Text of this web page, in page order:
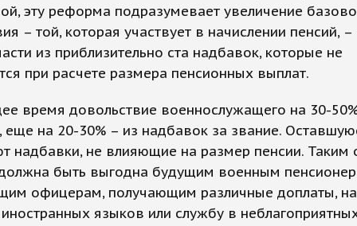
эту реформа подразумевает увеличение
– той, которая участвует в начислении пенсий,
из приблизительно ста надбавок, которые не
при расчете размера пенсионных выплат.
время довольствие военнослужащего на 30-
еще на 20-30% – из надбавок за звание.
надбавки, не влияющие на размер пенсии. Таким
быть выгодна будущим военным
офицерам, получающим различные доплаты,
языков или службу в